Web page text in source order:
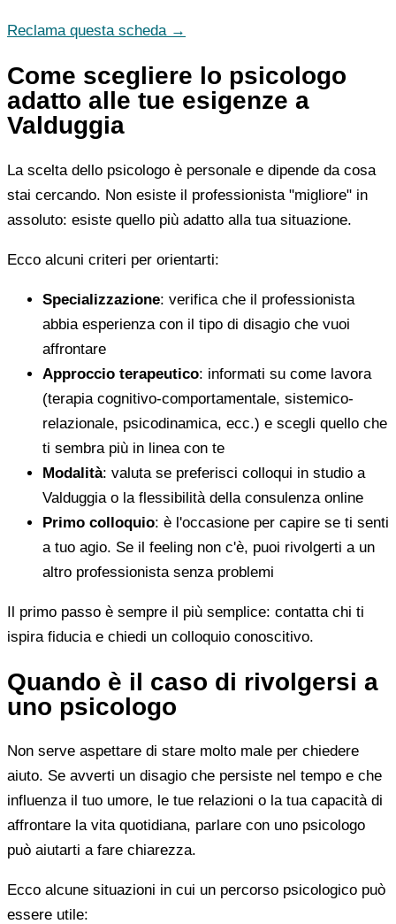
Reclama questa scheda →
Come scegliere lo psicologo
adatto alle tue esigenze a
Valduggia
La scelta dello psicologo è personale e dipende da cosa
stai cercando. Non esiste il professionista "migliore" in
assoluto: esiste quello più adatto alla tua situazione.
Ecco alcuni criteri per orientarti:
Specializzazione: verifica che il professionista
abbia esperienza con il tipo di disagio che vuoi
affrontare
Approccio terapeutico: informati su come lavora
(terapia cognitivo-comportamentale, sistemico-
relazionale, psicodinamica, ecc.) e scegli quello che
ti sembra più in linea con te
Modalità: valuta se preferisci colloqui in studio a
Valduggia o la flessibilità della consulenza online
Primo colloquio: è l'occasione per capire se ti senti
a tuo agio. Se il feeling non c'è, puoi rivolgerti a un
altro professionista senza problemi
Il primo passo è sempre il più semplice: contatta chi ti
ispira fiducia e chiedi un colloquio conoscitivo.
Quando è il caso di rivolgersi a
uno psicologo
Non serve aspettare di stare molto male per chiedere
aiuto. Se avverti un disagio che persiste nel tempo e che
influenza il tuo umore, le tue relazioni o la tua capacità di
affrontare la vita quotidiana, parlare con uno psicologo
può aiutarti a fare chiarezza.
Ecco alcune situazioni in cui un percorso psicologico può
essere utile: